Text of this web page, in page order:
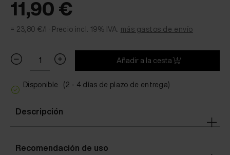
11,90 €
= 23,80 €/l · Precio incl. 19% IVA. más gastos de envío
Añadir a la cesta
Disponible (2 - 4 días de plazo de entrega)
Descripción
Recomendación de uso